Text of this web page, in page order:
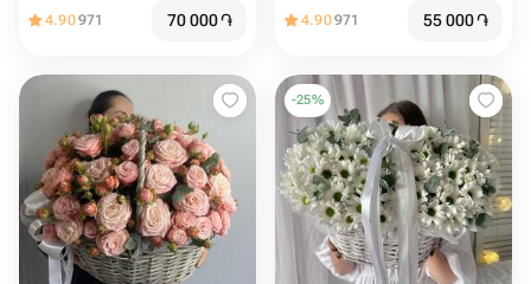
4.90971 70 000֏ 4.90971 55 000֏
-25%